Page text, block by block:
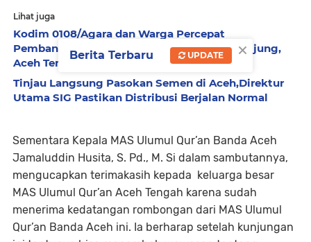
Lihat juga
Kodim 0108/Agara dan Warga Percepat
Pembangunan Jembatan Gantung di Kuta Ujung,
Aceh Tenggara
Tinjau Langsung Pasokan Semen di Aceh,Direktur
Utama SIG Pastikan Distribusi Berjalan Normal
Sementara Kepala MAS Ulumul Qur’an Banda Aceh
Jamaluddin Husita, S. Pd., M. Si dalam sambutannya,
mengucapkan terimakasih kepada keluarga besar
MAS Ulumul Qur’an Aceh Tengah karena sudah
menerima kedatangan rombongan dari MAS Ulumul
Qur’an Banda Aceh ini. Ia berharap setelah kunjungan
×
Berita Terbaru UPDATE